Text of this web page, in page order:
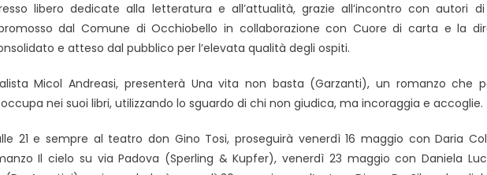
libero dedicate alla letteratura e all’attualità, grazie all’incontro con autori di
dal Comune di Occhiobello in collaborazione con Cuore di carta e la
e atteso dal pubblico per l’elevata qualità degli ospiti.
Micol Andreasi, presenterà Una vita non basta (Garzanti), un romanzo che
nei suoi libri, utilizzando lo sguardo di chi non giudica, ma incoraggia e accoglie.
21 e sempre al teatro don Gino Tosi, proseguirà venerdì 16 maggio con Daria
Il cielo su via Padova (Sperling & Kupfer), venerdì 23 maggio con Daniela